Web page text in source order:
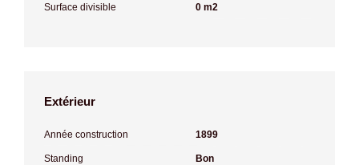
Surface divisible 0 m2
Extérieur
Année construction 1899
Standing Bon